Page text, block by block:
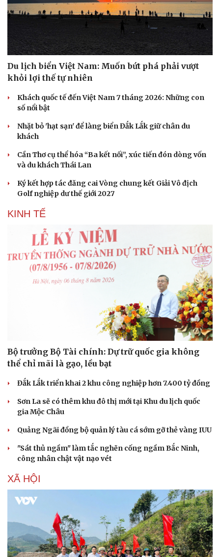
Tư vấn
Săn Tour
check-in
Câu chuyện thời sự
Cửa sổ tình yêu
Hạt giống tâm hồn
Du lịch biển Việt Nam: Muốn bứt phá phải vượt
khỏi lợi thế tự nhiên
Khách quốc tế đến Việt Nam 7 tháng 2026: Những con
số nổi bật
Nhặt bỏ 'hạt sạn' để làng biển Đắk Lắk giữ chân du
khách
Cần Thơ cụ thể hóa “Ba kết nối”, xúc tiến đón dòng vốn
và du khách Thái Lan
Ký kết hợp tác đăng cai Vòng chung kết Giải Vô địch
Golf nghiệp dư thế giới 2027
KINH TẾ
Bộ trưởng Bộ Tài chính: Dự trữ quốc gia không
thể chỉ mãi là gạo, lều bạt
Đắk Lắk triển khai 2 khu công nghiệp hơn 7.400 tỷ đồng
Sơn La sẽ có thêm khu đô thị mới tại Khu du lịch quốc
gia Mộc Châu
Quảng Ngãi đồng bộ quản lý tàu cá sớm gỡ thẻ vàng IUU
"Sát thủ ngầm" làm tắc nghẽn cống ngầm Bắc Ninh,
công nhân chật vật nạo vét
XÃ HỘI